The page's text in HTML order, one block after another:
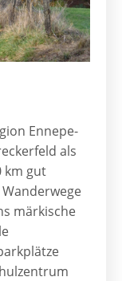
Ennepe-
als
km gut
märkische